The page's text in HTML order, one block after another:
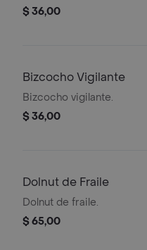
$ 36,00
Bizcocho Vigilante
Bizcocho vigilante.
$ 36,00
Dolnut de Fraile
Dolnut de fraile.
$ 65,00